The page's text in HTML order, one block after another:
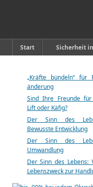
Start Sicherheit
„Kräfte bündeln“ für
änderung
Sind Ihre Freunde
Lift oder Käfig?
Der Sinn des
Bewusste Entwicklung
Der Sinn des
Umwandlung
Der Sinn des Lebens:
Lebenszweck zur